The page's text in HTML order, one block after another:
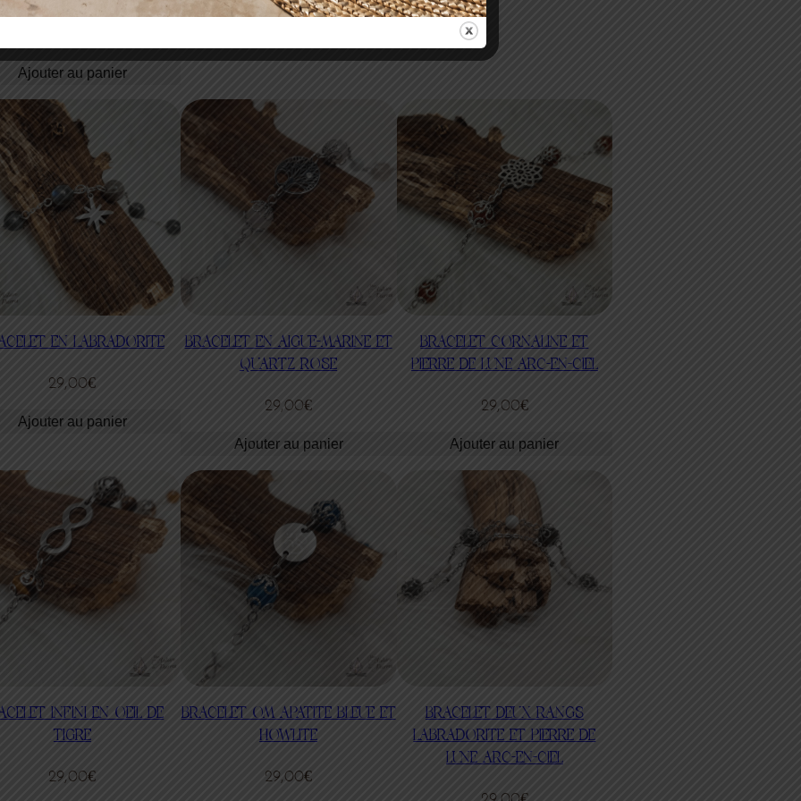
Ajouter au panier
EN LABRADORITE
29,00€
Ajouter au panier
BRACELET EN AIGUE-MARINE ET
QUARTZ ROSE
29,00€
Ajouter au panier
BRACELET CORNALINE ET
PIERRE DE LUNE ARC-EN-CIEL
29,00€
Ajouter au panier
INFINI EN OEIL DE
TIGRE
29,00€
BRACELET OM APATITE BLEUE ET
HOWLITE
29,00€
BRACELET DEUX RANGS
LABRADORITE ET PIERRE DE
LUNE ARC-EN-CIEL